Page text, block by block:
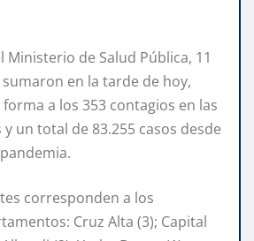
Ministerio de Salud Pública, 11
en la tarde de hoy,
a los 353 contagios en las
un total de 83.255 casos desde
corresponden a los
Cruz Alta (3); Capital